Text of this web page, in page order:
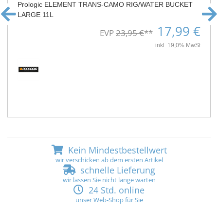
Prologic ELEMENT TRANS-CAMO RIG/WATER BUCKET
LARGE 11L
EVP23,95 €** 17,99 €
inkl. 19,0% MwSt
Kein Mindestbestellwert
wir verschicken ab dem ersten Artikel
schnelle Lieferung
wir lassen Sie nicht lange warten
24 Std. online
unser Web-Shop für Sie